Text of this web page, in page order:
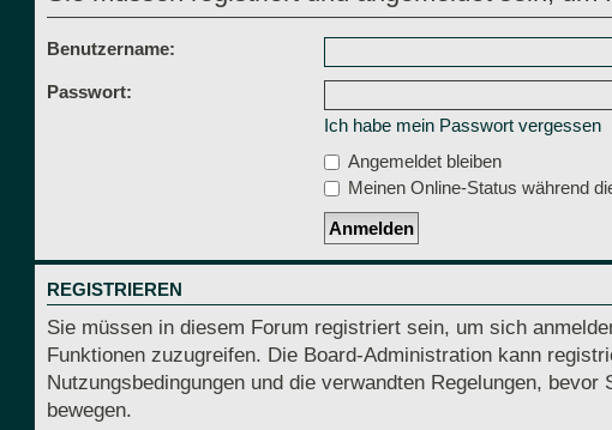
Benutzername:
Passwort:
Ich habe mein Passwort vergessen
Angemeldet bleiben
Meinen Online-Status während
REGISTRIEREN
Sie müssen in diesem Forum registriert sein, um sich
Funktionen zuzugreifen. Die Board-Administration kann
Nutzungsbedingungen und die verwandten Regelungen,
bewegen.